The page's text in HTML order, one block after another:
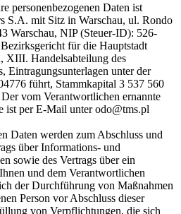
personenbezogenen Daten ist
mit Sitz in Warschau, ul. Rondo
Warschau, NIP (Steuer-ID): 526-
für die Hauptstadt
XIII. Handelsabteilung des
Eintragungsunterlagen unter der
führt, Stammkapital 3 537 560
vom Verantwortlichen ernannte
ist per E-Mail unter odo@tms.pl
Daten werden zum Abschluss und
über Informations- und
sowie des Vertrags über ein
und dem Verantwortlichen
der Durchführung von Maßnahmen
Person vor Abschluss dieser
von Verpflichtungen, die sich